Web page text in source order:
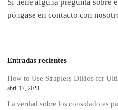
Si tiene alguna pregunta sobre
póngase en contacto con
Entradas recientes
How to Use Strapless Dildos for
abril 17, 2023
La verdad sobre los consoladores